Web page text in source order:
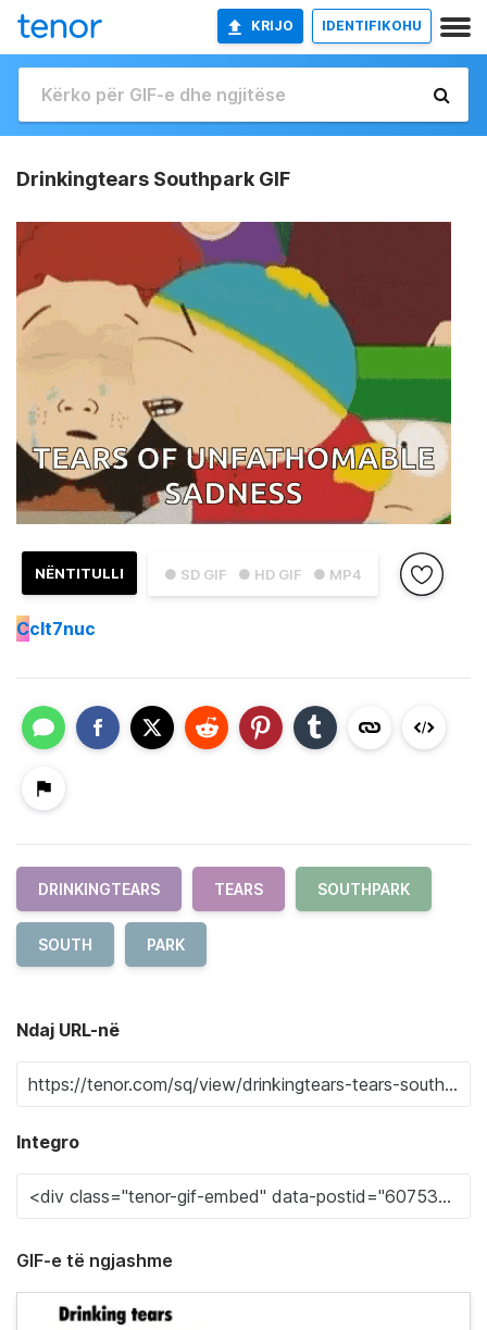
KRIJO IDENTIFIKOHU
Drinkingtears Southpark GIF
● SD GIF ● HD GIF ● MP4
NËNTITULLI
Cclt7nuc
DRINKINGTEARS TEARS SOUTHPARK
SOUTH PARK
Ndaj URL-në
Integro
GIF-e të ngjashme